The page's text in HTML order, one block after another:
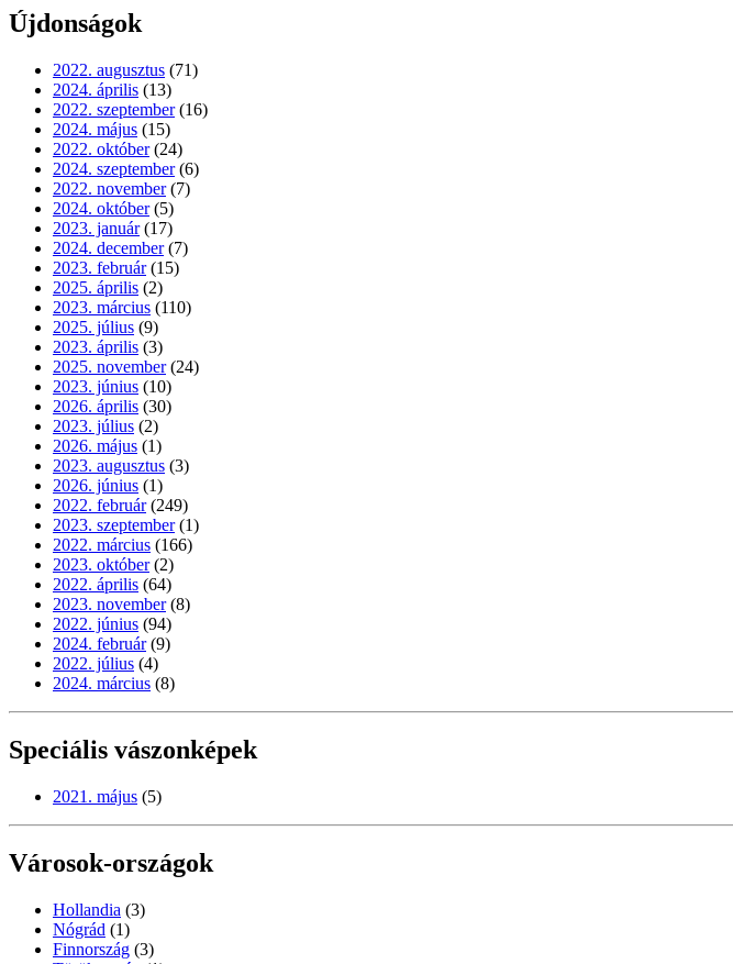
Újdonságok
2022. augusztus (71)
2024. április (13)
2022. szeptember (16)
2024. május (15)
2022. október (24)
2024. szeptember (6)
2022. november (7)
2024. október (5)
2023. január (17)
2024. december (7)
2023. február (15)
2025. április (2)
2023. március (110)
2025. július (9)
2023. április (3)
2025. november (24)
2023. június (10)
2026. április (30)
2023. július (2)
2026. május (1)
2023. augusztus (3)
2026. június (1)
2022. február (249)
2023. szeptember (1)
2022. március (166)
2023. október (2)
2022. április (64)
2023. november (8)
2022. június (94)
2024. február (9)
2022. július (4)
2024. március (8)
Speciális vászonképek
2021. május (5)
Városok-országok
Hollandia (3)
Nógrád (1)
Finnország (3)